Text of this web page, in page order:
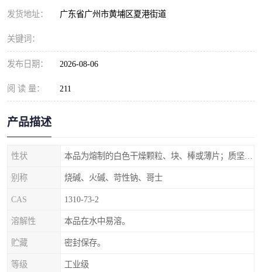
发货地址： 广东省广州市黄埔区夏港街道
关键词：
发布日期： 2026-08-06
阅 读 量： 211
产品描述
性状
别称 烧碱、火碱、苛性钠、哥士
CAS 1310-73-2
溶解性 本品在水中易溶。
贮藏 密封保存。
等级 工业级
元明粉